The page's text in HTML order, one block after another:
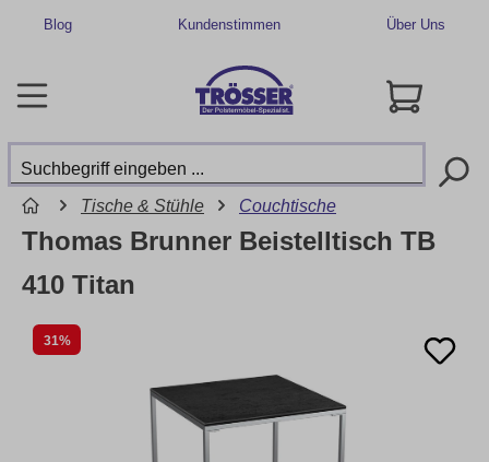
Blog Kundenstimmen Über Uns
Tische & Stühle Couchtische
31%
Thomas Brunner Beistelltisch TB
410 Titan